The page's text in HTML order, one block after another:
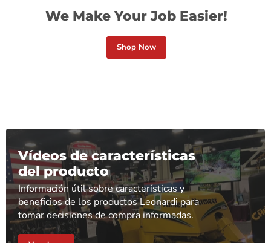
We Make Your Job Easier!
Shop Now
Vídeos de características
del producto
Información útil sobre características y
beneficios de los productos Leonardi para
tomar decisiones de compra informadas.